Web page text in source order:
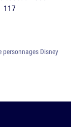
117
personnages Disney